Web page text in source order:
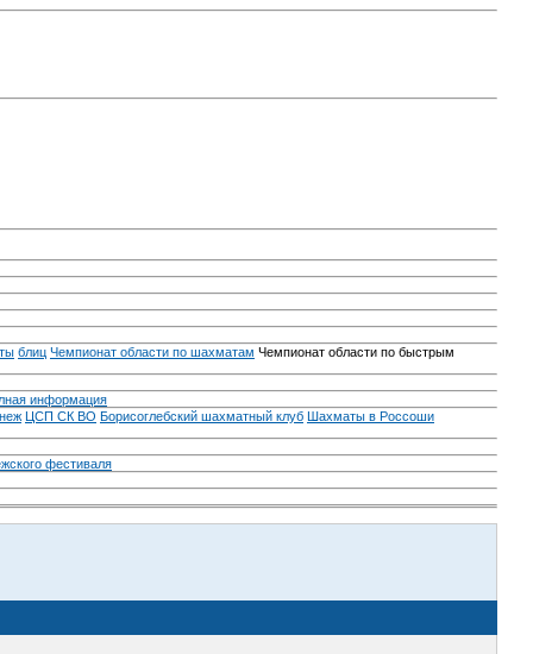
блиц Чемпионат области по шахматам Чемпионат области по быстрым
информация
ЦСП СК ВО Борисоглебский шахматный клуб Шахматы в Россоши
фестиваля